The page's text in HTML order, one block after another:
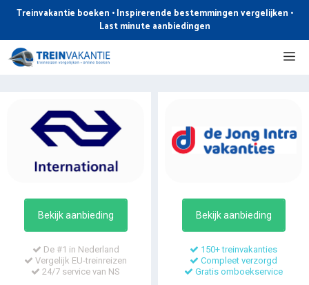
de
inhoud
Treinvakantie boeken • Inspirerende bestemmingen vergelijken •
Last minute aanbiedingen
Bekijk aanbieding
De #1 in Nederland
Vergelijk EU-treinreizen
24/7 service van NS
Bekijk aanbieding
150+ treinvakanties
Compleet verzorgd
Gratis omboekservice